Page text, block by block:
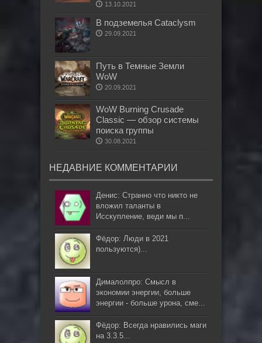
13.10.2021
В подземелья Cataclysm
29.09.2021
Путь в Темные Земли
WoW
20.09.2021
WoW Burning Crusade
Classic — обзор системы
поиска группы
30.08.2021
НЕДАВНИЕ КОММЕНТАРИИ
Денис: Странно что никто не
вложил таланты в
Исскупление, веди мы п...
Фёдор: Люди в 2021
пользуются)...
Дималолпро: Смысл в
экономии энергии, больше
энергии - больше урона, сме...
Фёдор: Всегда нравились маги
на 3.3.5...